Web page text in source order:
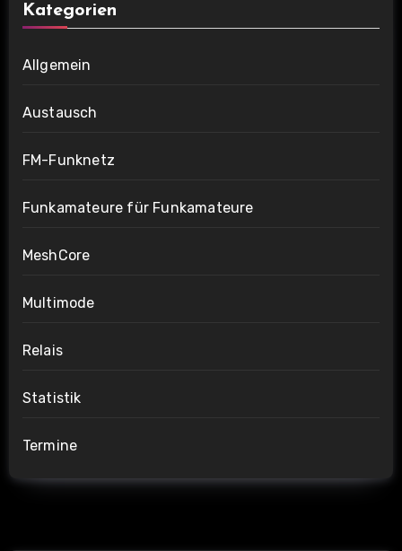
Kategorien
Allgemein
Austausch
FM-Funknetz
Funkamateure für Funkamateure
MeshCore
Multimode
Relais
Statistik
Termine